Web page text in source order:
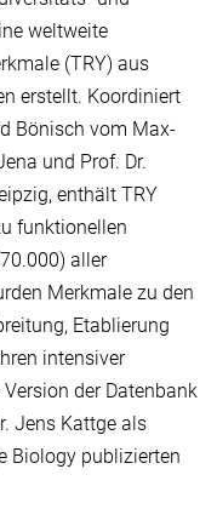
weltweite
(TRY) aus
erstellt. Koordiniert
Bönisch vom Max-
und Prof. Dr.
enthält TRY
funktionellen
aller
Merkmale zu den
Etablierung
intensiver
der Datenbank
Jens Kattge als
Biology publizierten